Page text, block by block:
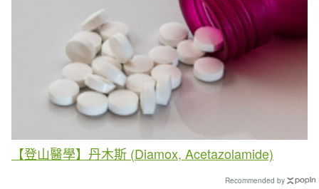
【登山醫學】丹木斯 (Diamox, Acetazolamide)
Recommended by